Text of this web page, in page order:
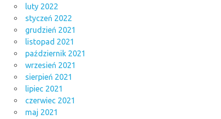
luty 2022
styczeń 2022
grudzień 2021
listopad 2021
październik 2021
wrzesień 2021
sierpień 2021
lipiec 2021
czerwiec 2021
maj 2021